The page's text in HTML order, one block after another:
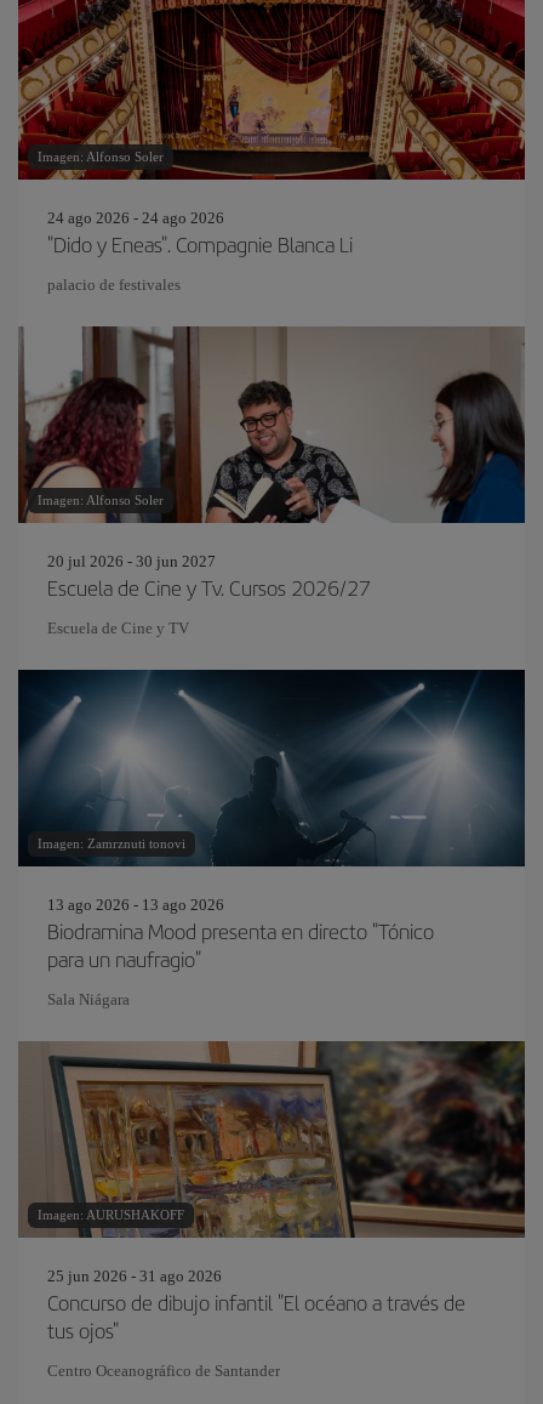
Imagen: Alfonso Soler
24 ago 2026 - 24 ago 2026
"Dido y Eneas". Compagnie Blanca Li
palacio de festivales
Imagen: Alfonso Soler
20 jul 2026 - 30 jun 2027
Escuela de Cine y Tv. Cursos 2026/27
Escuela de Cine y TV
Imagen: Zamrznuti tonovi
13 ago 2026 - 13 ago 2026
Biodramina Mood presenta en directo "Tónico
para un naufragio"
Sala Niágara
Imagen: AURUSHAKOFF
25 jun 2026 - 31 ago 2026
Concurso de dibujo infantil "El océano a través de
tus ojos"
Centro Oceanográfico de Santander